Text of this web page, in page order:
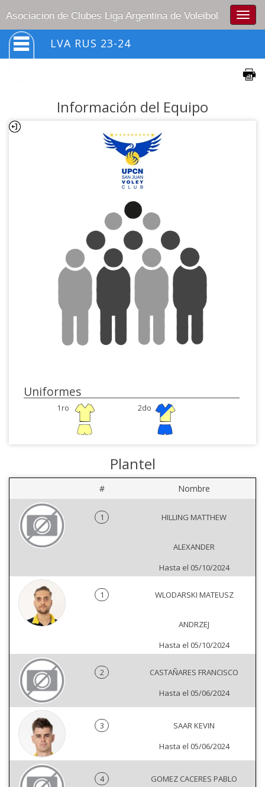
Asociacion de Clubes Liga Argentina de Voleibol
LVA RUS 23-24
Información del Equipo
Uniformes
1ro 2do
Plantel
# Nombre
1 HILLING MATTHEW
ALEXANDER
Hasta el 05/10/2024
1 WLODARSKI MATEUSZ
ANDRZEJ
Hasta el 05/10/2024
2
CASTAÑARES FRANCISCO
Hasta el 05/06/2024
3
SAAR KEVIN
Hasta el 05/06/2024
4 GOMEZ CACERES PABLO